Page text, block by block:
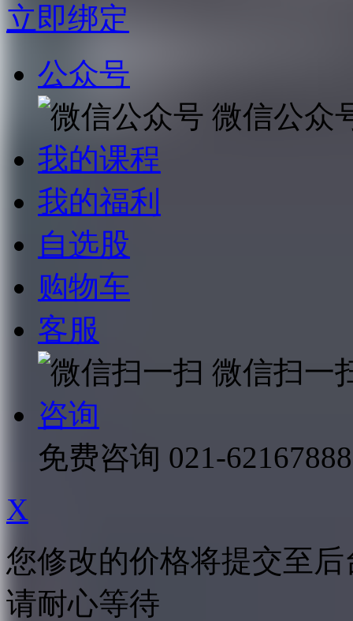
立即绑定
公众号
微信公众
我的课程
我的福利
自选股
购物车
客服
微信扫一
咨询
免费咨询 021-62167888
X
您修改的价格将提交至
请耐心等待